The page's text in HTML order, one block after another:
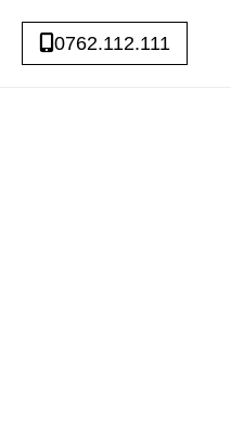
0762.112.111